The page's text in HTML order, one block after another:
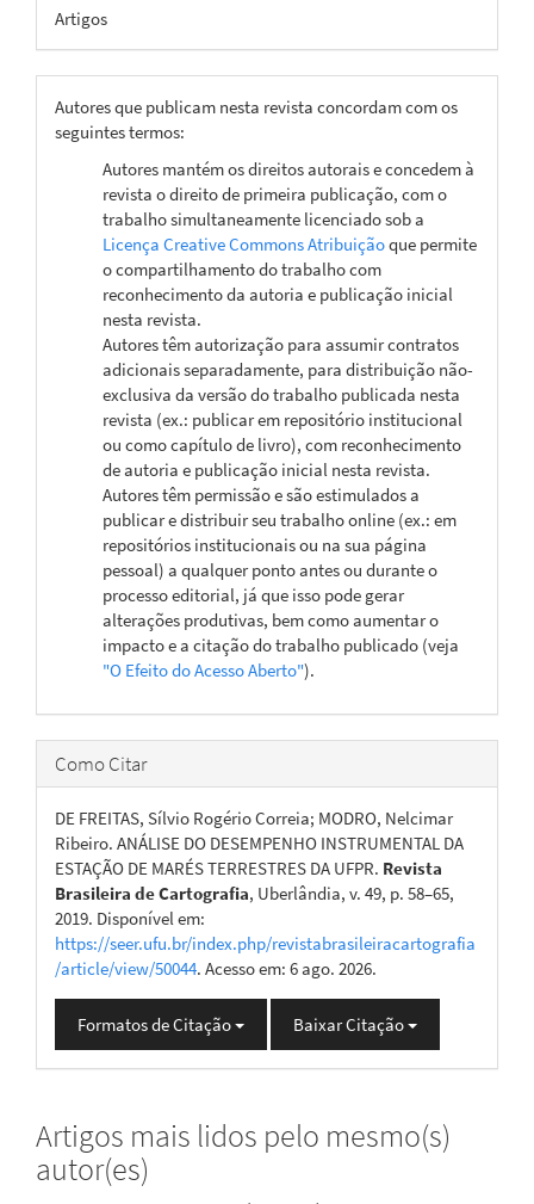
Artigos
Autores que publicam nesta revista concordam com os
seguintes termos:
Autores mantém os direitos autorais e concedem à
revista o direito de primeira publicação, com o
trabalho simultaneamente licenciado sob a
Licença Creative Commons Atribuiçãoque permite
o compartilhamento do trabalho com
reconhecimento da autoria e publicação inicial
nesta revista.
Autores têm autorização para assumir contratos
adicionais separadamente, para distribuição não-
exclusiva da versão do trabalho publicada nesta
revista (ex.: publicar em repositório institucional
ou como capítulo de livro), com reconhecimento
de autoria e publicação inicial nesta revista.
Autores têm permissão e são estimulados a
publicar e distribuir seu trabalho online (ex.: em
repositórios institucionais ou na sua página
pessoal) a qualquer ponto antes ou durante o
processo editorial, já que isso pode gerar
alterações produtivas, bem como aumentar o
impacto e a citação do trabalho publicado (veja
"O Efeito do Acesso Aberto").
Como Citar
DE FREITAS, Sílvio Rogério Correia; MODRO, Nelcimar
Ribeiro. ANÁLISE DO DESEMPENHO INSTRUMENTAL DA
ESTAÇÃO DE MARÉS TERRESTRES DA UFPR. Revista
Brasileira de Cartografia, Uberlândia, v. 49, p. 58–65,
2019. Disponível em:
https://seer.ufu.br/index.php/revistabrasileiracartografia
/article/view/50044. Acesso em: 6 ago. 2026.
Formatos de Citação Baixar Citação
Artigos mais lidos pelo mesmo(s)
autor(es)